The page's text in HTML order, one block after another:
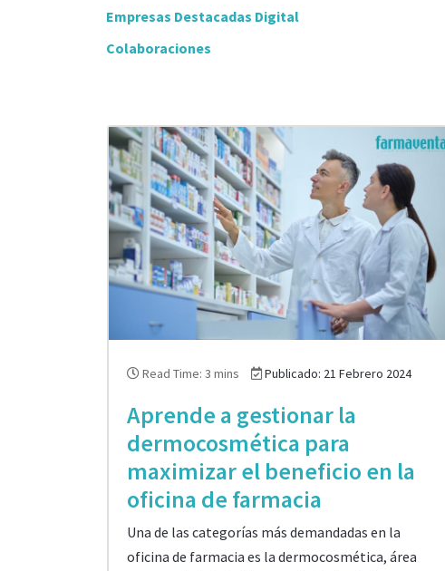
Empresas Destacadas Digital
Colaboraciones
Read Time: 3 mins Publicado: 21 Febrero 2024
Aprende a gestionar la
dermocosmética para
maximizar el beneficio en la
oficina de farmacia
Una de las categorías más demandadas en la
oficina de farmacia es la dermocosmética, área